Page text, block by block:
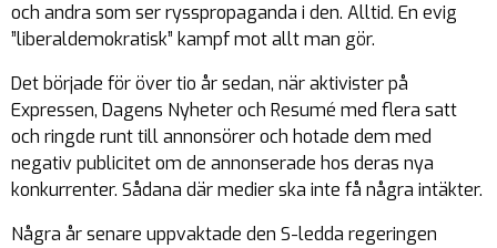
och andra som ser rysspropaganda i den. Alltid. En evig
”liberaldemokratisk” kampf mot allt man gör.
Det började för över tio år sedan, när aktivister på
Expressen, Dagens Nyheter och Resumé med flera satt
och ringde runt till annonsörer och hotade dem med
negativ publicitet om de annonserade hos deras nya
konkurrenter. Sådana där medier ska inte få några intäkter.
Några år senare uppvaktade den S-ledda regeringen